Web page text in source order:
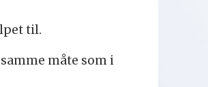
til.
måte som i